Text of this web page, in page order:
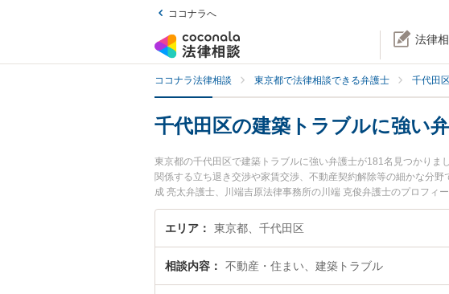
ココナラへ
法律
ココナラ法律相談 東京都で法律相談できる弁護士 千代田
千代田区の建築トラブルに強い
東京都の千代田区で建築トラブルに強い弁護士が181名見つかり
関係する立ち退き交渉や家賃交渉、不動産契約解除等の細かな分
成 亮太弁護士、川端吉原法律事務所の川端 克俊弁護士のプロフィ
ブルを今すぐに弁護士に相談したい』『建築トラブルのトラブル
士に相談予約したい』などでお困りの相談者さんにおすすめです。
エリア 東京都、千代田区
相談内容 不動産・住まい、建築トラブル